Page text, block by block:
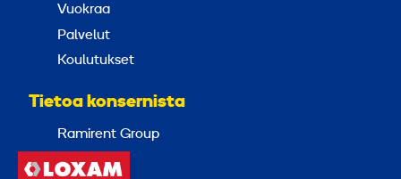
Vuokraa
Palvelut
Koulutukset
Tietoa konsernista
Ramirent Group